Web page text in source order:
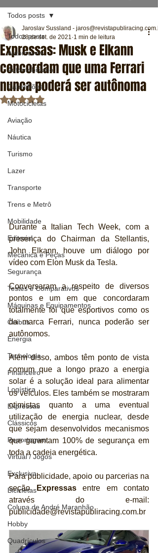
Todos posts
Automóveis
Automobilismo
Caminhões
Motocicletas
Aviação
Náutica
Turismo
Lazer
Transporte
Trens e Metrô
Mobilidade
Editorial
Mecânica e Peças
Segurança
Testes e Comparativos
Máquinas e Equipamentos
Ônibus
Energia
Tecnologia
Financeiro
Logística
Expressas
Clássicos
Reportagem
Virtual / Jogos
Exclusiva
Bicicletas
Coluna de André Maranhão
Hobby
Quadrículos
Todos posts
Expressas: Musk e Elkann
concordam que uma Ferrari
nunca poderá ser autônoma
Jaroslav Sussland -
28 de set. de 2021 1 min de leitura
Avaliado com NaN de 5 estrelas.
Durante a Italian Tech Week, com a
presença do Chairman da Stellantis,
John Elkann, houve um diálogo por
vídeo com Elon Musk da Tesla.
Conversaram a respeito de diversos
pontos e um em que concordaram
totalmente foi que esportivos como os
da marca Ferrari, nunca poderão ser
autônomos.
Além disso, ambos têm ponto de vista
comum que a longo prazo a energia
solar é a solução ideal para alimentar
os veículos. Eles também se mostraram
otimistas quanto a uma eventual
utilização de energia nuclear, desde
que sejam desenvolvidos mecanismos
que garantam 100% de segurança em
toda a cadeia energética.
Para publicidade, apoio ou parcerias na
seção Expressas entre em contato
através do e-mail:
publicidade@revistapubliracing.com.br